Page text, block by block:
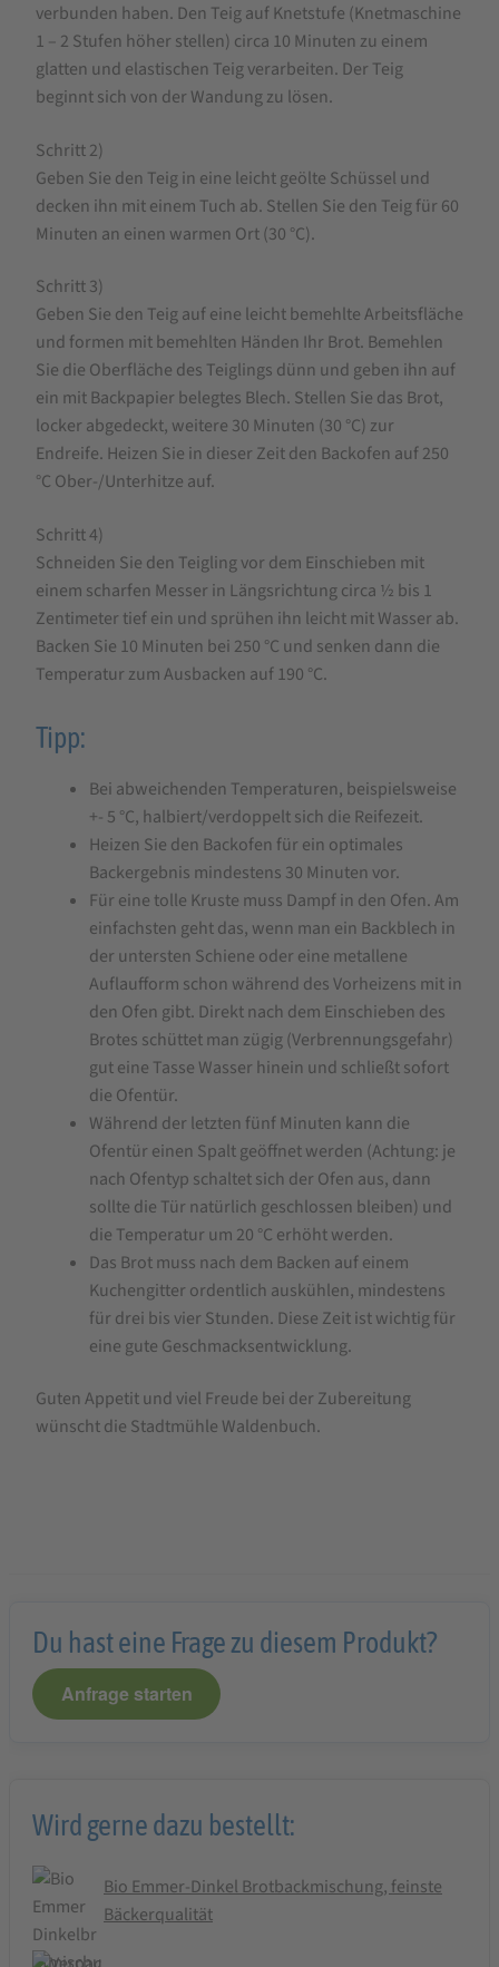
verbunden haben. Den Teig auf Knetstufe (Knetmaschine
1 – 2 Stufen höher stellen) circa 10 Minuten zu einem
glatten und elastischen Teig verarbeiten. Der Teig
beginnt sich von der Wandung zu lösen.
Schritt 2)
Geben Sie den Teig in eine leicht geölte Schüssel und
decken ihn mit einem Tuch ab. Stellen Sie den Teig für 60
Minuten an einen warmen Ort (30 °C).
Schritt 3)
Geben Sie den Teig auf eine leicht bemehlte Arbeitsfläche
und formen mit bemehlten Händen Ihr Brot. Bemehlen
Sie die Oberfläche des Teiglings dünn und geben ihn auf
ein mit Backpapier belegtes Blech. Stellen Sie das Brot,
locker abgedeckt, weitere 30 Minuten (30 °C) zur
Endreife. Heizen Sie in dieser Zeit den Backofen auf 250
°C Ober-/Unterhitze auf.
Schritt 4)
Schneiden Sie den Teigling vor dem Einschieben mit
einem scharfen Messer in Längsrichtung circa ½ bis 1
Zentimeter tief ein und sprühen ihn leicht mit Wasser ab.
Backen Sie 10 Minuten bei 250 °C und senken dann die
Temperatur zum Ausbacken auf 190 °C.
Tipp:
Bei abweichenden Temperaturen, beispielsweise
+- 5 °C, halbiert/verdoppelt sich die Reifezeit.
Heizen Sie den Backofen für ein optimales
Backergebnis mindestens 30 Minuten vor.
Für eine tolle Kruste muss Dampf in den Ofen. Am
einfachsten geht das, wenn man ein Backblech in
der untersten Schiene oder eine metallene
Auflaufform schon während des Vorheizens mit in
den Ofen gibt. Direkt nach dem Einschieben des
Brotes schüttet man zügig (Verbrennungsgefahr)
gut eine Tasse Wasser hinein und schließt sofort
die Ofentür.
Während der letzten fünf Minuten kann die
Ofentür einen Spalt geöffnet werden (Achtung: je
nach Ofentyp schaltet sich der Ofen aus, dann
sollte die Tür natürlich geschlossen bleiben) und
die Temperatur um 20 °C erhöht werden.
Das Brot muss nach dem Backen auf einem
Kuchengitter ordentlich auskühlen, mindestens
für drei bis vier Stunden. Diese Zeit ist wichtig für
eine gute Geschmacksentwicklung.
Guten Appetit und viel Freude bei der Zubereitung
wünscht die Stadtmühle Waldenbuch.
Du hast eine Frage zu diesem Produkt?
Anfrage starten
Wird gerne dazu bestellt:
Bio Emmer-Dinkel Brotbackmischung, feinste
Bäckerqualität